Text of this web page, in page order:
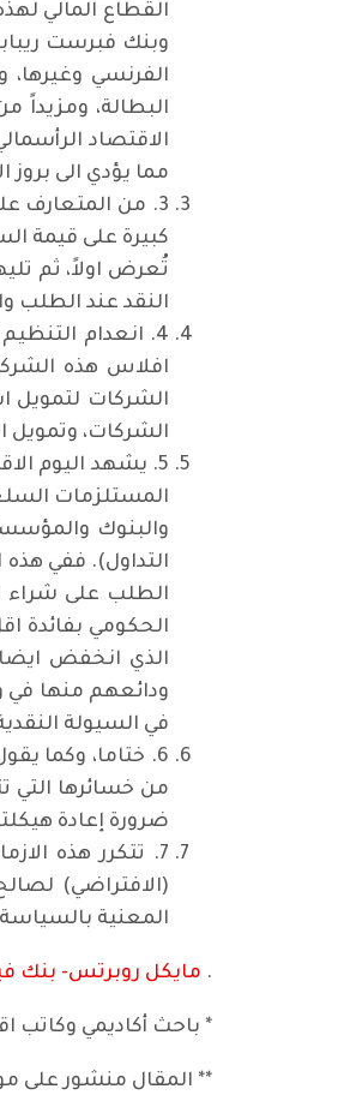
الفرنسي وغيرها،
البطالة،
الاقتصاد
مما يؤدي الى بروز
3. من المتعارف
كبيرة على قيمة
تُعرض اولاً، ثم
النقد عند الطلب
4. انعدام
افلاس هذه
الشركات لتمويل
الشركات، وتمويل
5. يشهد اليوم
المستلزمات
والبنوك
التداول). ففي هذه
الطلب على شراء
الحكومي بفائدة
الذي انخفض
ودائعهم منها في
في السيولة
6. ختاما، وكما
ضرورة إعادة
7. تتكرر هذه
(الافتراضي)
المعنية بالسياسة
. مايكل روبرتس- بنك
* باحث أكاديمي وكاتب
** المقال منشور على موقع